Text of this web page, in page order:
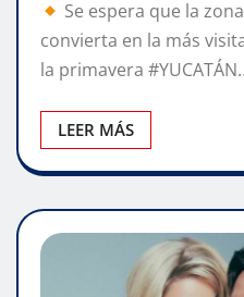
Se espera que la
convierta en la más
la primavera
LEER MÁS